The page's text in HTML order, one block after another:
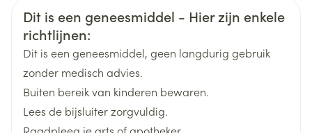
Merken
Breedte 76 mm
Lengte
Veiligheidsinformatie
Dit is een geneesmiddel - Hier zijn enkele
richtlijnen:
Dit is een geneesmiddel, geen langdurig gebruik
zonder medisch advies.
Buiten bereik van kinderen bewaren.
Lees de bijsluiter zorgvuldig.